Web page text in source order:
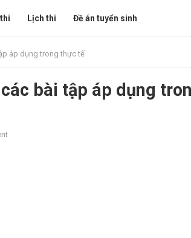
Lịch thi Đề án tuyển sinh
áp dụng trong thực tế
bài tập áp dụng